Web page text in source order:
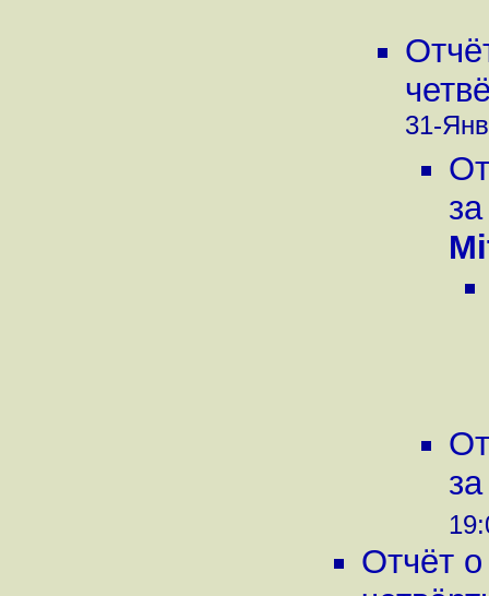
31-
Отчёт